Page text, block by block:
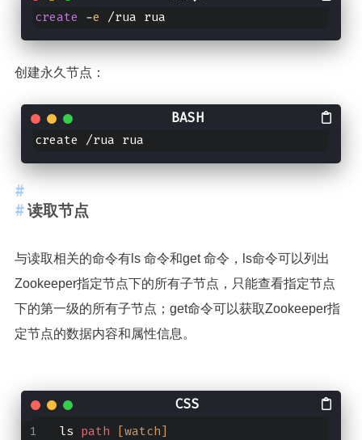
create -e /rua rua
创建永久节点：
create /rua rua
读取节点
与读取相关的命令有ls 命令和get 命令，ls命令可以列出
Zookeeper指定节点下的所有子节点，只能查看指定节点
下的第一级的所有子节点；get命令可以获取Zookeeper指
定节点的数据内容和属性信息。
ls path [watch]